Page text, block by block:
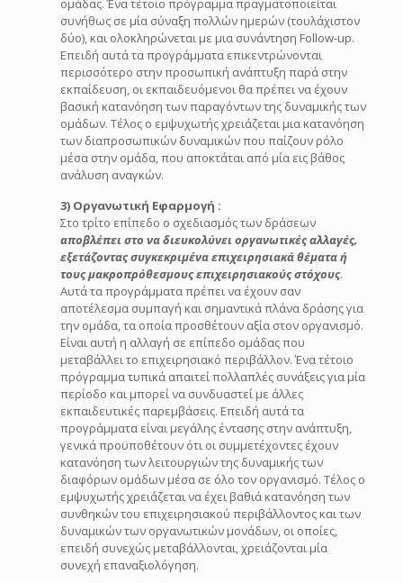
ομάδας. Ένα τέτοιο πρόγραμμα πραγματοποιείται
συνήθως σε μία σύναξη πολλών ημερών (τουλάχιστον
δύο), και ολοκληρώνεται με μια συνάντηση Follow-up.
Επειδή αυτά τα προγράμματα επικεντρώνονται
περισσότερο στην προσωπική ανάπτυξη παρά στην
εκπαίδευση, οι εκπαιδευόμενοι θα πρέπει να έχουν
βασική κατανόηση των παραγόντων της δυναμικής των
ομάδων. Τέλος ο εμψυχωτής χρειάζεται μια κατανόηση
των διαπροσωπικών δυναμικών που παίζουν ρόλο
μέσα στην ομάδα, που αποκτάται από μία εις βάθος
ανάλυση αναγκών.
3) Οργανωτική Εφαρμογή :
Στο τρίτο επίπεδο ο σχεδιασμός των δράσεων
αποβλέπει στο να διευκολύνει οργανωτικές αλλαγές,
εξετάζοντας συγκεκριμένα επιχειρησιακά θέματα ή
τους μακροπρόθεσμους επιχειρησιακούς στόχους.
Αυτά τα προγράμματα πρέπει να έχουν σαν
αποτέλεσμα συμπαγή και σημαντικά πλάνα δράσης για
την ομάδα, τα οποία προσθέτουν αξία στον οργανισμό.
Είναι αυτή η αλλαγή σε επίπεδο ομάδας που
μεταβάλλει το επιχειρησιακό περιβάλλον. Ένα τέτοιο
πρόγραμμα τυπικά απαιτεί πολλαπλές συνάξεις για μία
περίοδο και μπορεί να συνδυαστεί με άλλες
εκπαιδευτικές παρεμβάσεις. Επειδή αυτά τα
προγράμματα είναι μεγάλης έντασης στην ανάπτυξη,
γενικά προϋποθέτουν ότι οι συμμετέχοντες έχουν
κατανόηση των λειτουργιών της δυναμικής των
διαφόρων ομάδων μέσα σε όλο τον οργανισμό. Τέλος ο
εμψυχωτής χρειάζεται να έχει βαθιά κατανόηση των
συνθηκών του επιχειρησιακού περιβάλλοντος και των
δυναμικών των οργανωτικών μονάδων, οι οποίες,
επειδή συνεχώς μεταβάλλονται, χρειάζονται μία
συνεχή επαναξιολόγηση.